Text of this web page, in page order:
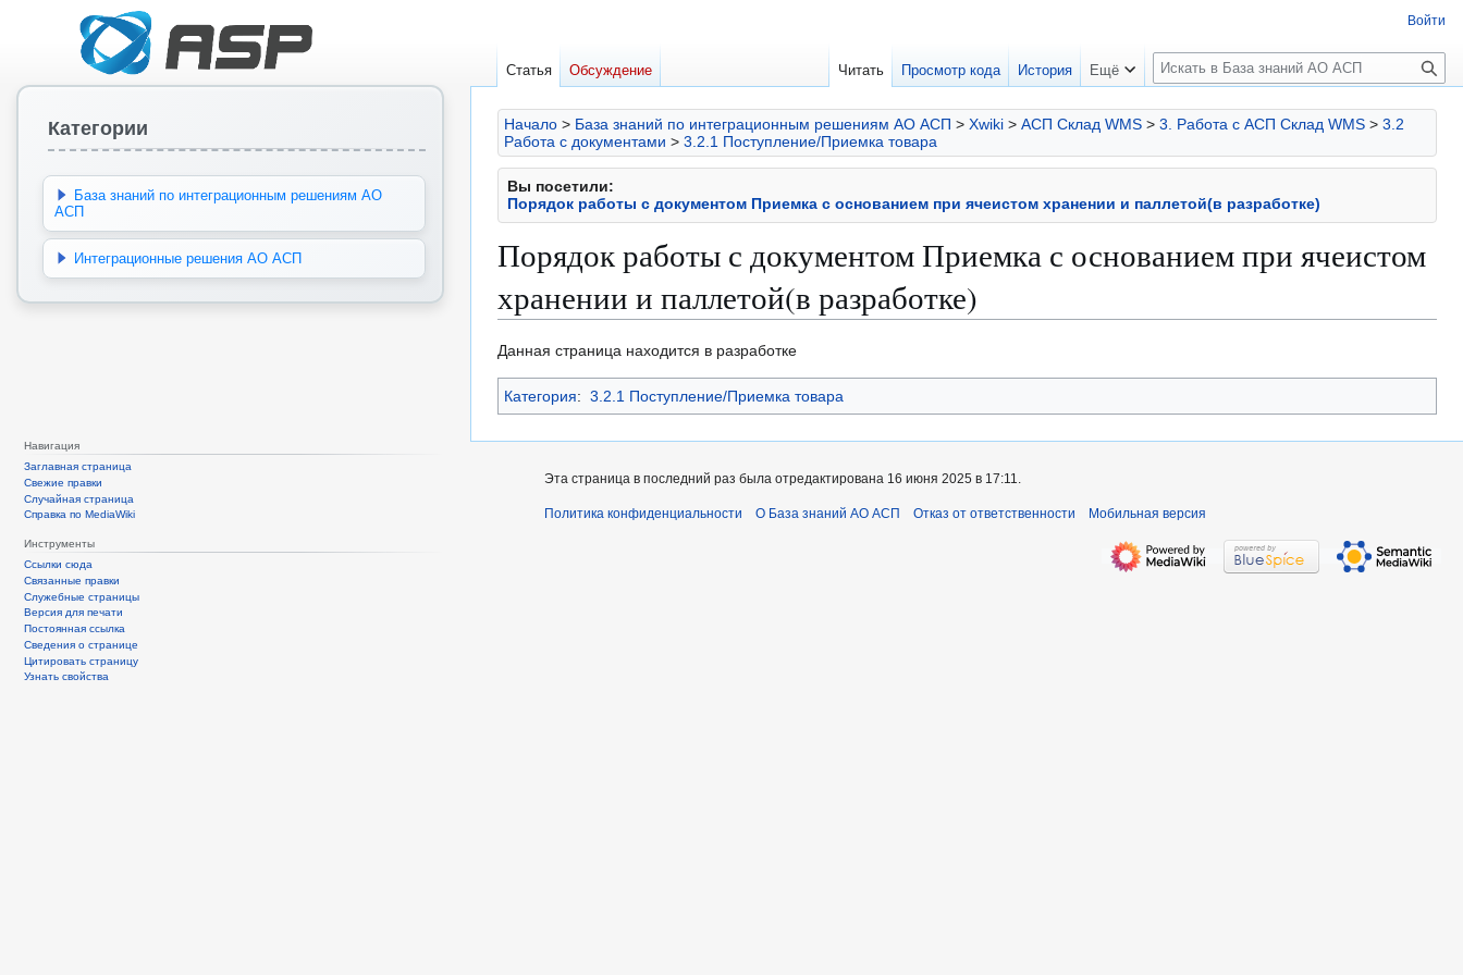
Начало > База знаний по интеграционным решениям АО АСП > Xwiki > АСП Склад WMS > 3. Работа с АСП Склад WMS > 3.2
Работа с документами > 3.2.1 Поступление/Приемка товара
Вы посетили:
Порядок работы с документом Приемка с основанием при ячеистом хранении и паллетой(в разработке)
Порядок работы с документом Приемка с основанием при ячеистом
хранении и паллетой(в разработке)
Перейти
навигации
Перейти
поиску
Данная страница находится в разработке
Категория: 3.2.1 Поступление/Приемка товара
Войти
Статья Обсуждение Читать Просмотр кода История Ещё
П
о
и
с
к
Категории
База знаний по интеграционным решениям АО
АСП
Интеграционные решения АО АСП
Навигация
Заглавная страница
Свежие правки
Случайная страница
Справка по MediaWiki
Инструменты
Ссылки сюда
Связанные правки
Служебные страницы
Версия для печати
Постоянная ссылка
Сведения о странице
Цитировать страницу
Узнать свойства
Эта страница в последний раз была отредактирована 16 июня 2025 в 17:11.
Политика конфиденциальности О База знаний АО АСП Отказ от ответственности Мобильная версия